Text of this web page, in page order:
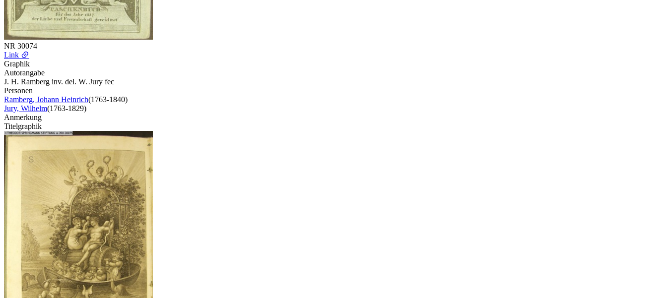
NR 30074
Link
Graphik
Autorangabe
J. H. Ramberg inv. del. W. Jury fec
Personen
Ramberg, Johann Heinrich(1763-1840)
Jury, Wilhelm(1763-1829)
Anmerkung
Titelgraphik